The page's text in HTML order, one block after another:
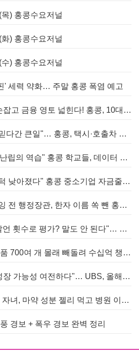
) 홍콩수요저널
) 홍콩수요저널
) 홍콩수요저널
' 세력 약화… 주말 홍콩 폭염 예고
[홍콩경제] 중국과 손잡고 금융 영토 넓힌다! 홍콩, 10대 신규 정책 발표
[홍콩사회] "네비만 믿다간 큰일"… 홍콩, 택시·호출차 통합 시험 도입하며 규제 본격화
[홍콩교육] "AI 도구 난립의 역습" 홍콩 학교들, 데이터 고립에 교육 효과 평가 비상
[홍콩금융] "은행 문턱 낮아졌다" 홍콩 중소기업 자금줄 숨통 트이나… HKMA "2분기 신용 조건 안정적"
[홍콩부동산] 렁춘잉 전 행정장관, 한자 이름 쏙 뺀 홍콩 고급 아파트 단지들에 쓴소리
[홍콩정치] "의원 발언 횟수로 평가? 말도 안 된다"… 홍콩 입법회 의장의 일침
[홍콩뉴스] 샤넬 명품 700여 개 몰래 빼돌려 수십억 챙긴 직원 4년~7년형 선고
[홍콩경제] "홍콩 성장 가능성 여전하다"… UBS, 올해 홍콩 GDP 성장률 전망치 4.5%로 대폭 상향
[홍콩뉴스] 어린 두 자녀, 마약 성분 젤리 먹고 병원 이송… 어머니와 친척 체포
경보 + 폭우 경보 완벽 정리